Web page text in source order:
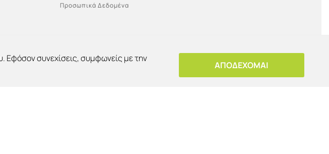
Προσωπικά Δεδομένα
Εφόσον συνεχίσεις, συμφωνείς με την
ΑΠΟΔΕΧΟΜΑΙ